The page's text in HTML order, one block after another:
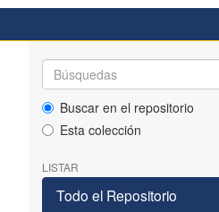
Buscar en el repositorio
Esta colección
LISTAR
Todo el Repositorio